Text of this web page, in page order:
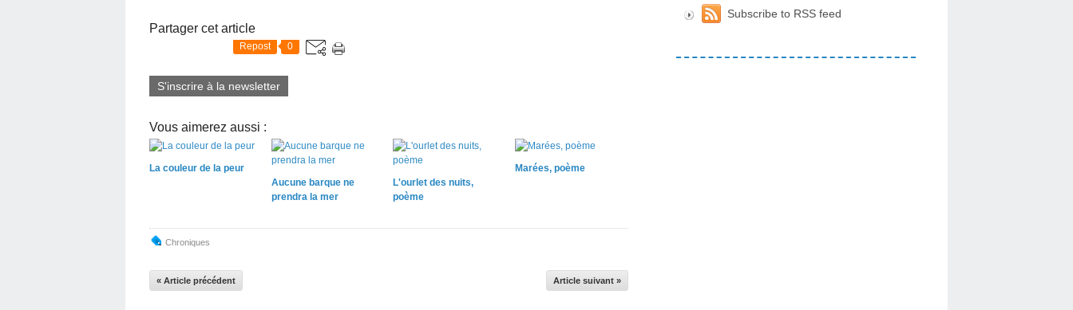
Partager cet article
Repost 0
S'inscrire à la newsletter
Vous aimerez aussi :
La couleur de la peur
Aucune barque ne
prendra la mer
L'ourlet des nuits,
poème
Marées, poème
Chroniques
« Article précédent Article suivant »
Subscribe to RSS feed